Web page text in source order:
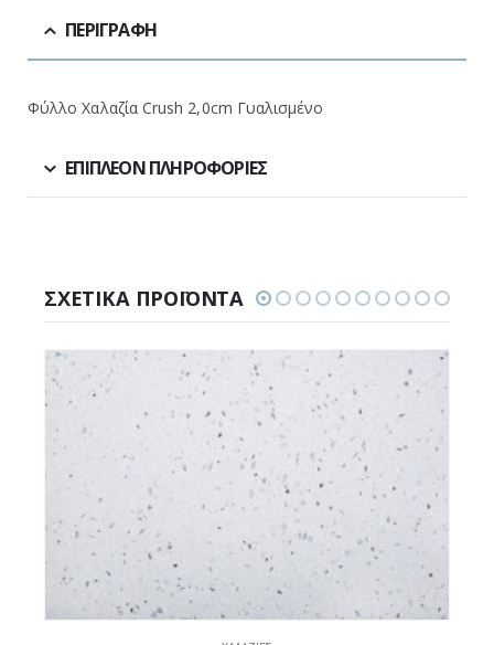
ΠΕΡΙΓΡΑΦΉ
Φύλλο Χαλαζία Crush 2,0cm Γυαλισμένο
ΕΠΙΠΛΈΟΝ ΠΛΗΡΟΦΟΡΊΕΣ
ΣΧΕΤΙΚΆ ΠΡΟΪΌΝΤΑ